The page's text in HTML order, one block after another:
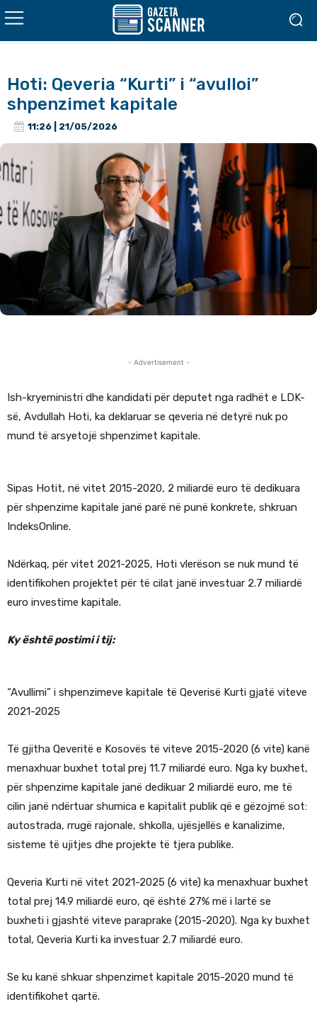
Hoti: Qeveria “Kurti” i “avulloi”
shpenzimet kapitale
11:26 | 21/05/2026
- Advertisement -
Ish-kryeministri dhe kandidati për deputet nga radhët e LDK-
së, Avdullah Hoti, ka deklaruar se qeveria në detyrë nuk po
mund të arsyetojë shpenzimet kapitale.
Sipas Hotit, në vitet 2015-2020, 2 miliardë euro të dedikuara
për shpenzime kapitale janë parë në punë konkrete, shkruan
IndeksOnline.
Ndërkaq, për vitet 2021-2025, Hoti vlerëson se nuk mund të
identifikohen projektet për të cilat janë investuar 2.7 miliardë
euro investime kapitale.
Ky është postimi i tij:
“Avullimi” i shpenzimeve kapitale të Qeverisë Kurti gjatë viteve
2021-2025
Të gjitha Qeveritë e Kosovës të viteve 2015-2020 (6 vite) kanë
menaxhuar buxhet total prej 11.7 miliardë euro. Nga ky buxhet,
për shpenzime kapitale janë dedikuar 2 miliardë euro, me të
cilin janë ndërtuar shumica e kapitalit publik që e gëzojmë sot:
autostrada, rrugë rajonale, shkolla, ujësjellës e kanalizime,
sisteme të ujitjes dhe projekte të tjera publike.
Qeveria Kurti në vitet 2021-2025 (6 vite) ka menaxhuar buxhet
total prej 14.9 miliardë euro, që është 27% më i lartë se
buxheti i gjashtë viteve paraprake (2015-2020). Nga ky buxhet
total, Qeveria Kurti ka investuar 2.7 miliardë euro.
Se ku kanë shkuar shpenzimet kapitale 2015-2020 mund të
identifikohet qartë.